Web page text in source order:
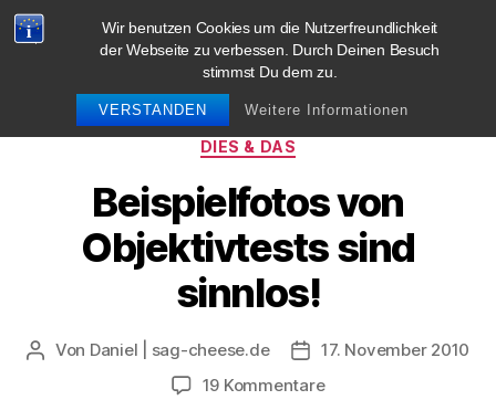
Wir benutzen Cookies um die Nutzerfreundlichkeit
der Webseite zu verbessen. Durch Deinen Besuch
stimmst Du dem zu.
VERSTANDEN Weitere Informationen
blog.sag-cheese.de
Kategorien
DIES & DAS
Beispielfotos von
Objektivtests sind
sinnlos!
Beitragsautor
Von Daniel | sag-cheese.de Beitragsdatum
17. November 2010
19 Kommentarezu